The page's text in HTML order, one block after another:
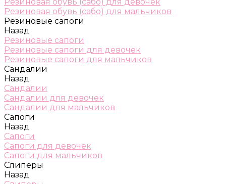
Резиновая обувь (сабо) для мальчиков
Резиновые сапоги
Назад
Резиновые сапоги
Резиновые сапоги для девочек
Резиновые сапоги для мальчиков
Сандалии
Назад
Сандалии
Сандалии для девочек
Сандалии для мальчиков
Сапоги
Назад
Сапоги
Сапоги для девочек
Сапоги для мальчиков
Слиперы
Назад